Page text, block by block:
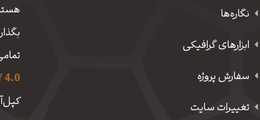
نگاره‌ها
ابزارهای گرافیکی
سفارش پروژه
تغییرات سایت
4.0